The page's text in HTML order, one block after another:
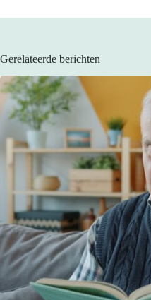
Gerelateerde berichten